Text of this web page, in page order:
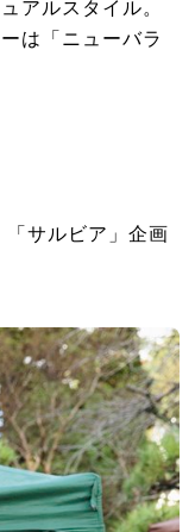
アルスタイル。
は「ニューバラ
サルビア」企画